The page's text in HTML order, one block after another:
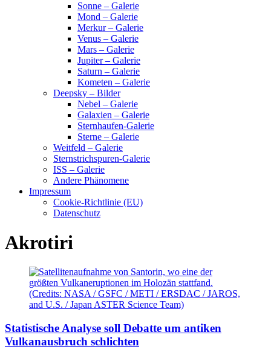
Sonne – Galerie
Mond – Galerie
Merkur – Galerie
Venus – Galerie
Mars – Galerie
Jupiter – Galerie
Saturn – Galerie
Kometen – Galerie
Deepsky – Bilder
Nebel – Galerie
Galaxien – Galerie
Sternhaufen-Galerie
Sterne – Galerie
Weitfeld – Galerie
Sternstrichspuren-Galerie
ISS – Galerie
Andere Phänomene
Impressum
Cookie-Richtlinie (EU)
Datenschutz
Akrotiri
Statistische Analyse soll Debatte um antiken
Vulkanausbruch schlichten